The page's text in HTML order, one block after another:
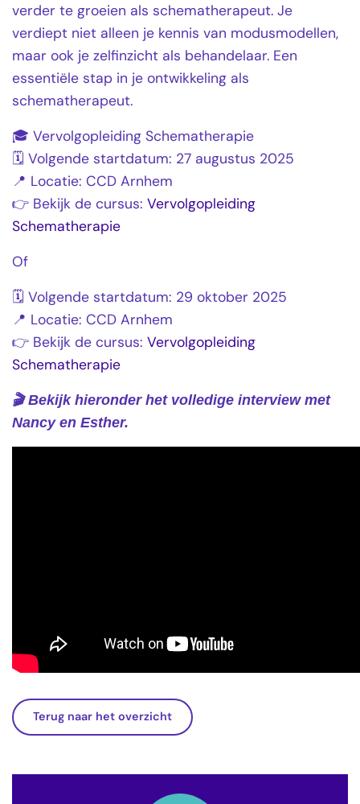
verder te groeien als schematherapeut. Je
verdiept niet alleen je kennis van modusmodellen,
maar ook je zelfinzicht als behandelaar. Een
essentiële stap in je ontwikkeling als
schematherapeut.
🎓 Vervolgopleiding Schematherapie
🗓 Volgende startdatum: 27 augustus 2025
📍 Locatie: CCD Arnhem
👉 Bekijk de cursus: Vervolgopleiding
Schematherapie
Of
🗓 Volgende startdatum: 29 oktober 2025
📍 Locatie: CCD Arnhem
👉 Bekijk de cursus: Vervolgopleiding
Schematherapie
🎬 Bekijk hieronder het volledige interview met
Nancy en Esther.
Terug naar het overzicht